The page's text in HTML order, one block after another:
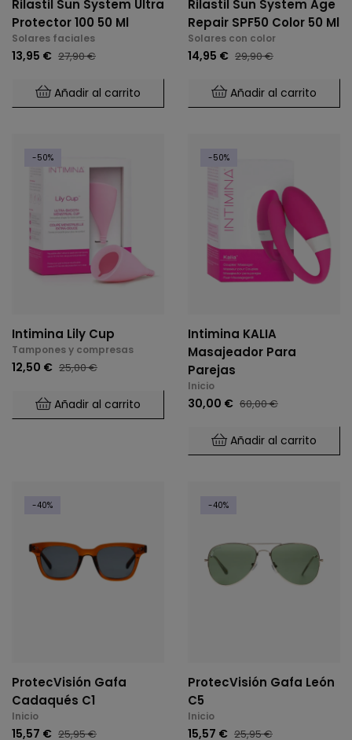
Rilastil Sun System Ultra
Protector 100 50 Ml
Solares faciales
13,95 € 27,90 €
Añadir al carrito
Rilastil Sun System Age
Repair SPF50 Color 50 Ml
Solares con color
14,95 € 29,90 €
Añadir al carrito
-50%
Intimina Lily Cup
Tampones y compresas
12,50 € 25,00 €
Añadir al carrito
-50%
Intimina KALIA
Masajeador Para
Parejas
Inicio
30,00 € 60,00 €
Añadir al carrito
-40%
ProtecVisión Gafa
Cadaqués C1
Inicio
15,57 € 25,95 €
-40%
ProtecVisión Gafa León
C5
Inicio
15,57 € 25,95 €